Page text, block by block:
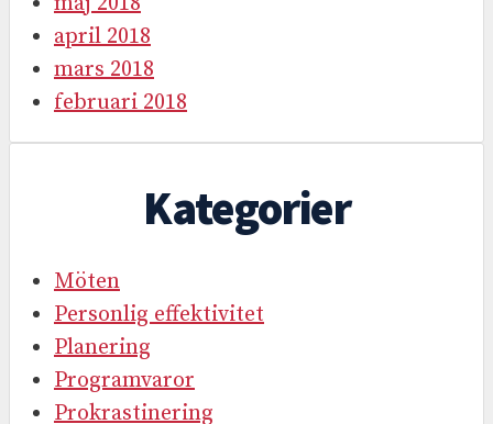
april 2018
mars 2018
februari 2018
Kategorier
Möten
Personlig effektivitet
Planering
Programvaror
Prokrastinering